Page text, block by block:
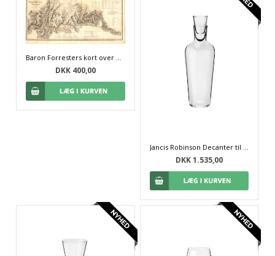
Baron Forresters kort over Dourodalen fra 1843 - uindrammet
DKK 400,00
DKK 1.535,00